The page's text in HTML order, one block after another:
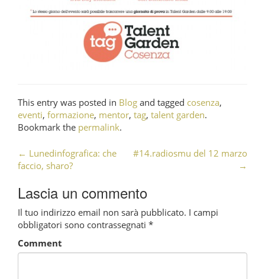
This entry was posted in Blog and tagged cosenza,
eventi, formazione, mentor, tag, talent garden.
Bookmark the permalink.
Post navigation
← Lunedinfografica: che
faccio, sharo?
#14.radiosmu del 12 marzo
→
Lascia un commento
Il tuo indirizzo email non sarà pubblicato. I campi
obbligatori sono contrassegnati *
Comment